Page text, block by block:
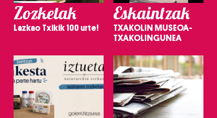
Zozketak
Lazkao Txikik 100 urte!
Eskaintzak
TXAKOLIN MUSEOA-
TXAKOLINGUNEA